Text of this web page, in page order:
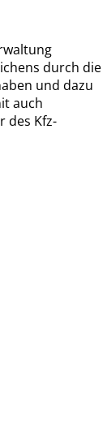
durch die
und dazu
auch
des Kfz-